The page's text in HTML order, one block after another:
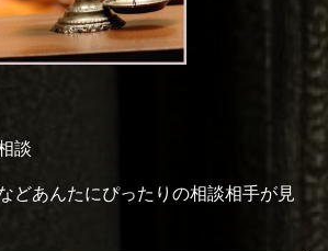
談
どあんたにぴったりの相談相手が見